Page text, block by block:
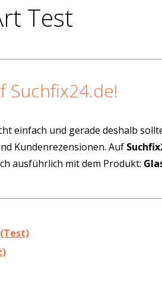
Test
Suchfix24.de!
einfach und gerade deshalb
Kundenrezensionen. Auf
ausführlich mit dem Produkt: